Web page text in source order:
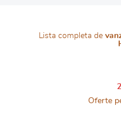
Lista completa de
2
Oferte